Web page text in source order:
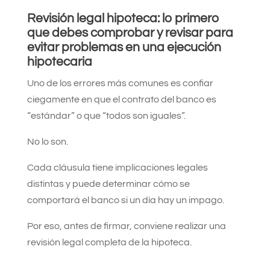
Revisión legal hipoteca: lo primero
que debes comprobar y revisar para
evitar problemas en una ejecución
hipotecaria
Uno de los errores más comunes es confiar
ciegamente en que el contrato del banco es
“estándar” o que “todos son iguales”.
No lo son.
Cada cláusula tiene implicaciones legales
distintas y puede determinar cómo se
comportará el banco si un día hay un impago.
Por eso, antes de firmar, conviene realizar una
revisión legal completa de la hipoteca.